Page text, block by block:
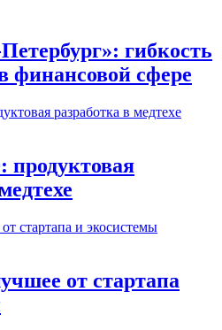
гибкость
финансовой сфере
продуктовая
от стартапа